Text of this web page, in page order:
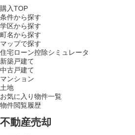
購入TOP
条件から探す
学区から探す
町名から探す
マップで探す
住宅ローン控除シミュレータ
新築戸建て
中古戸建て
マンション
土地
お気に入り物件一覧
物件閲覧履歴
不動産売却